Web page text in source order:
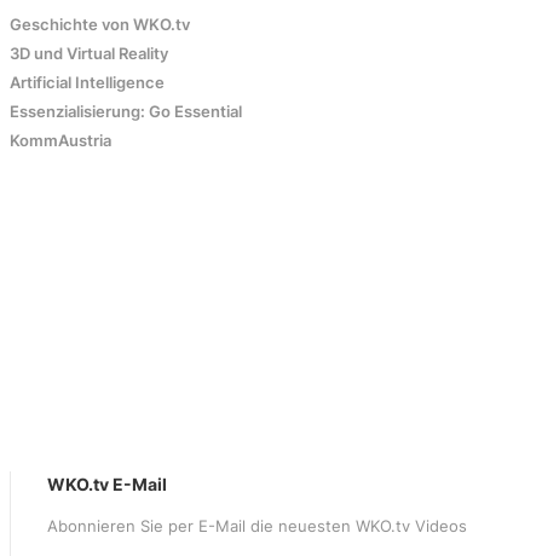
Geschichte von WKO.tv
3D und Virtual Reality
Artificial Intelligence
Essenzialisierung: Go Essential
KommAustria
WKO.tv E-Mail
Abonnieren Sie per E-Mail die neuesten WKO.tv Videos